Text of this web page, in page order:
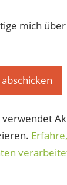
mich
verwendet